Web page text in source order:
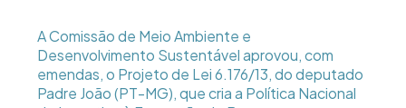
A Comissão de Meio Ambiente e
Desenvolvimento Sustentável aprovou, com
emendas, o Projeto de Lei 6.176/13, do deputado
Padre João (PT-MG), que cria a Política Nacional